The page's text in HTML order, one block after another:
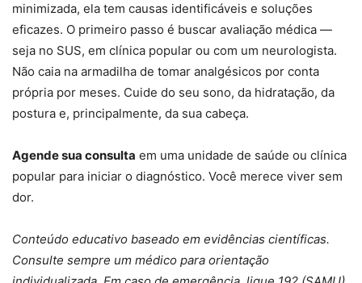
minimizada, ela tem causas identificáveis e soluções
eficazes. O primeiro passo é buscar avaliação médica —
seja no SUS, em clínica popular ou com um neurologista.
Não caia na armadilha de tomar analgésicos por conta
própria por meses. Cuide do seu sono, da hidratação, da
postura e, principalmente, da sua cabeça.
Agende sua consulta em uma unidade de saúde ou clínica
popular para iniciar o diagnóstico. Você merece viver sem
dor.
Conteúdo educativo baseado em evidências científicas.
Consulte sempre um médico para orientação